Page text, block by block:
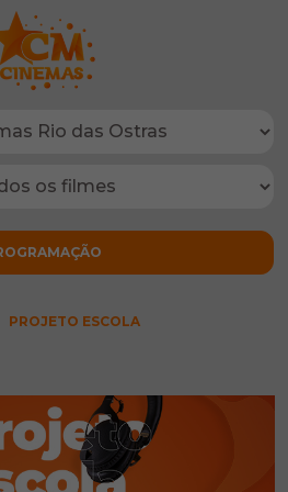
PROJETO ESCOLA